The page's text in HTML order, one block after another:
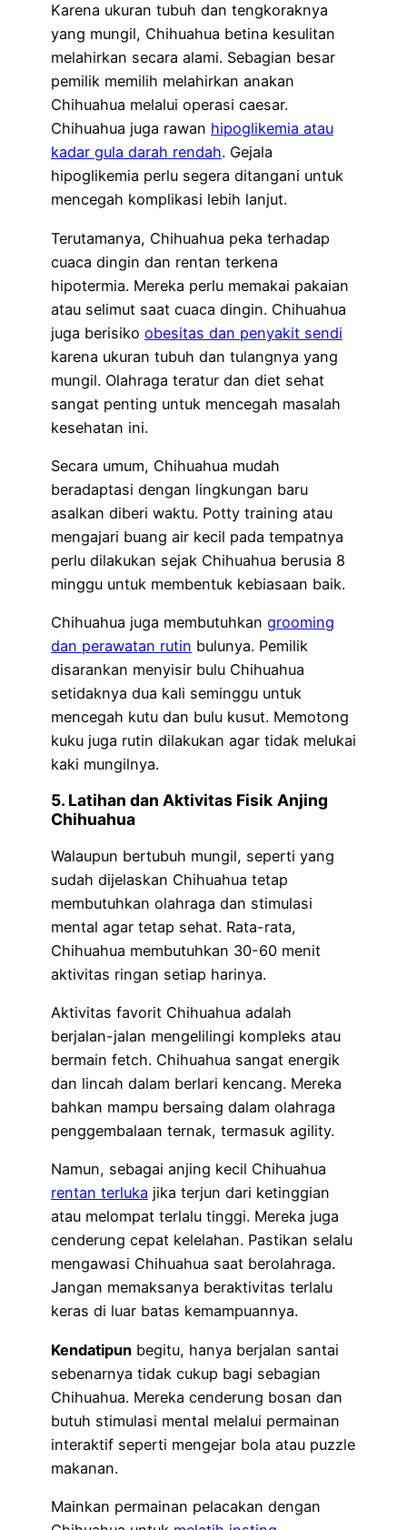
Karena ukuran tubuh dan tengkoraknya
yang mungil, Chihuahua betina kesulitan
melahirkan secara alami. Sebagian besar
pemilik memilih melahirkan anakan
Chihuahua melalui operasi caesar.
Chihuahua juga rawan hipoglikemia atau
kadar gula darah rendah. Gejala
hipoglikemia perlu segera ditangani untuk
mencegah komplikasi lebih lanjut.
Terutamanya, Chihuahua peka terhadap
cuaca dingin dan rentan terkena
hipotermia. Mereka perlu memakai pakaian
atau selimut saat cuaca dingin. Chihuahua
juga berisiko obesitas dan penyakit sendi
karena ukuran tubuh dan tulangnya yang
mungil. Olahraga teratur dan diet sehat
sangat penting untuk mencegah masalah
kesehatan ini.
Secara umum, Chihuahua mudah
beradaptasi dengan lingkungan baru
asalkan diberi waktu. Potty training atau
mengajari buang air kecil pada tempatnya
perlu dilakukan sejak Chihuahua berusia 8
minggu untuk membentuk kebiasaan baik.
Chihuahua juga membutuhkan grooming
dan perawatan rutin bulunya. Pemilik
disarankan menyisir bulu Chihuahua
setidaknya dua kali seminggu untuk
mencegah kutu dan bulu kusut. Memotong
kuku juga rutin dilakukan agar tidak melukai
kaki mungilnya.
5. Latihan dan Aktivitas Fisik Anjing
Chihuahua
Walaupun bertubuh mungil, seperti yang
sudah dijelaskan Chihuahua tetap
membutuhkan olahraga dan stimulasi
mental agar tetap sehat. Rata-rata,
Chihuahua membutuhkan 30-60 menit
aktivitas ringan setiap harinya.
Aktivitas favorit Chihuahua adalah
berjalan-jalan mengelilingi kompleks atau
bermain fetch. Chihuahua sangat energik
dan lincah dalam berlari kencang. Mereka
bahkan mampu bersaing dalam olahraga
penggembalaan ternak, termasuk agility.
Namun, sebagai anjing kecil Chihuahua
rentan terluka jika terjun dari ketinggian
atau melompat terlalu tinggi. Mereka juga
cenderung cepat kelelahan. Pastikan selalu
mengawasi Chihuahua saat berolahraga.
Jangan memaksanya beraktivitas terlalu
keras di luar batas kemampuannya.
Kendatipun begitu, hanya berjalan santai
sebenarnya tidak cukup bagi sebagian
Chihuahua. Mereka cenderung bosan dan
butuh stimulasi mental melalui permainan
interaktif seperti mengejar bola atau puzzle
makanan.
Mainkan permainan pelacakan dengan